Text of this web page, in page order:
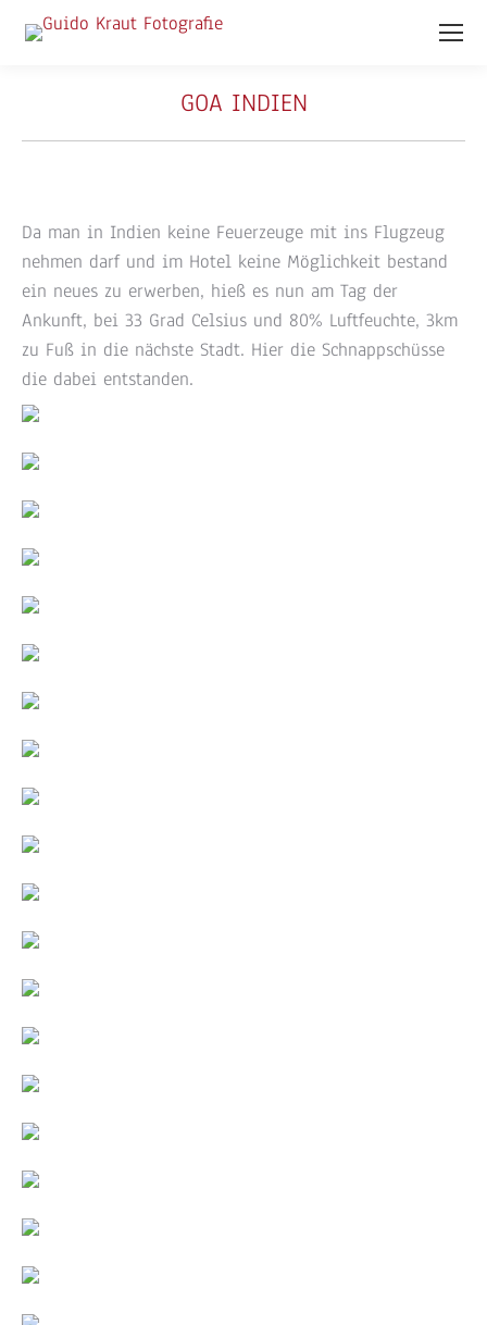
GOA INDIEN
Da man in Indien keine Feuerzeuge mit ins Flugzeug
nehmen darf und im Hotel keine Möglichkeit bestand
ein neues zu erwerben, hieß es nun am Tag der
Ankunft, bei 33 Grad Celsius und 80% Luftfeuchte, 3km
zu Fuß in die nächste Stadt. Hier die Schnappschüsse
die dabei entstanden.